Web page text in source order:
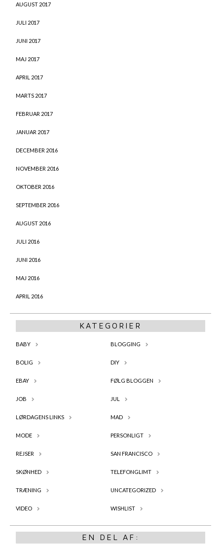
AUGUST 2017
JULI 2017
JUNI 2017
MAJ 2017
APRIL 2017
MARTS 2017
FEBRUAR 2017
JANUAR 2017
DECEMBER 2016
NOVEMBER 2016
OKTOBER 2016
SEPTEMBER 2016
AUGUST 2016
JULI 2016
JUNI 2016
MAJ 2016
APRIL 2016
KATEGORIER
BABY BLOGGING
BOLIG DIY
EBAY FØLG BLOGGEN
JOB JUL
LØRDAGENS LINKS MAD
MODE PERSONLIGT
REJSER SAN FRANCISCO
SKØNHED TELEFONGLIMT
TRÆNING UNCATEGORIZED
VIDEO WISHLIST
EN DEL AF: